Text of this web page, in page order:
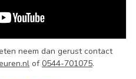
neem dan gerust contact
of0544-701075.